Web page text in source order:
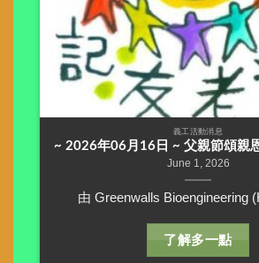
義工活動消息
~ 2026年06月16日 ~ 父親節頌親
June 1, 2026
由 Greenwalls Bioengineering
了解多一點